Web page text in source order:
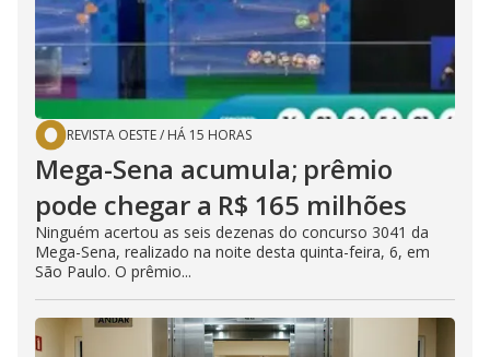
REVISTA OESTE/ HÁ 15 HORAS
Mega-Sena acumula; prêmio
pode chegar a R$ 165 milhões
Ninguém acertou as seis dezenas do concurso 3041 da
Mega-Sena, realizado na noite desta quinta-feira, 6, em
São Paulo. O prêmio...